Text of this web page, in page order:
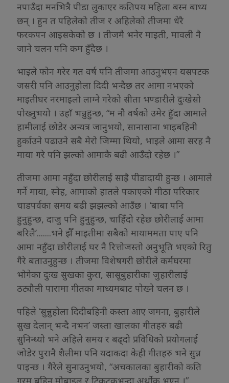
नपाउँदा मनभित्रै पीडा लुकाएर कतिपय महिला बस्न बाध्य
छन् । हुन त पहिलेको तीज र अहिलेको तीजमा धेरै
फरकपन आइसकेको छ । तीजमै भनेर माइती, मावली नै
जाने चलन पनि कम हुँदैछ ।
भाइले फोन गरेर गत वर्ष पनि तीजमा आउनुभएन यसपटक
जसरी पनि आउनुहोला दिदी भन्दैछ तर आमा नभएको
माइतीघर नरमाइलो लाग्ने गरेको सीता भण्डारीले दुःखेसो
पोख्नुभयो । उहाँ भन्नुहुन्छ, “म नौ वर्षको उमेर हुँदा आमाले
हामीलाई छोडेर अन्यत्र जानुभयो, सानासाना भाइबहिनी
हुर्काउने पढाउने सबै मेरो जिम्मा थियो, भाइले आमा सरह नै
माया गरे पनि झल्को आमाकै बढी आउँदो रहेछ ।”
तीजमा आमा नहुँदा छोरीलाई साह्रै पीडादायी हुन्छ । आमाले
गर्ने माया, स्नेह, आमाको हातले पकाएको मीठा परिकार
चाडपर्वका समय बढी झझल्को आउँछ । ‘बाबा पनि
हुनुहुन्छ, दाजु पनि हुनुहुन्छ, चाहिँदो रहेछ छोरीलाई आमा
बरिलै’.......भने झैँ माइतीमा सबैको मायाममता पाए पनि
आमा नहुँदा छोरीलाई घर नै रित्तोजस्तो अनुभूति भएको रितु
गैरे बताउनुहुन्छ । तीजमा विशेषगरी छोरीले कर्मघरमा
भोगेका दुःख सुखका कुरा, सासूबुहारीका जुहारीलाई
ठट्यौली पारामा गीतका माध्यमबाट पोख्ने चलन छ ।
पहिले ‘सुन्नुहोला दिदीबहिनी कस्ता आए जमना, बुहारीले
सुख देलान् भन्दै नभन’ जस्ता खालका गीतहरु बढी
सुनिन्थ्यो भने अहिले समय र बढ्दो प्रविधिको प्रयोगलाई
जोडेर पुरानै शैलीमा पनि यदाकदा केही गीतहरु भने सुन्न
पाइन्छ । गैरेले सुनाउनुभयो, “अचकालका बुहारीको कति
गरम् बहिन मोबाइल र टिकटकभन्दा अर्थोक भएन ।”